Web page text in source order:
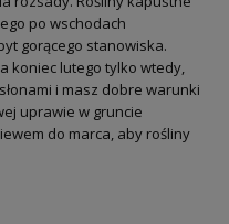
po wschodach
gorącego stanowiska.
koniec lutego tylko wtedy,
i masz dobre warunki
uprawie w gruncie
do marca, aby rośliny